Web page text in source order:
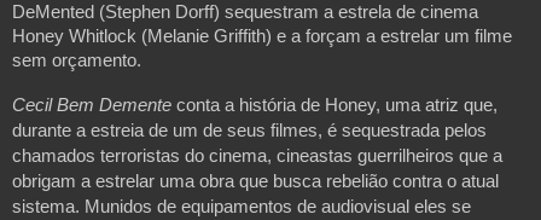
DeMented (Stephen Dorff) sequestram a estrela de cinema
Honey Whitlock (Melanie Griffith) e a forçam a estrelar um filme
sem orçamento.
Cecil Bem Demente conta a história de Honey, uma atriz que,
durante a estreia de um de seus filmes, é sequestrada pelos
chamados terroristas do cinema, cineastas guerrilheiros que a
obrigam a estrelar uma obra que busca rebelião contra o atual
sistema. Munidos de equipamentos de audiovisual eles se